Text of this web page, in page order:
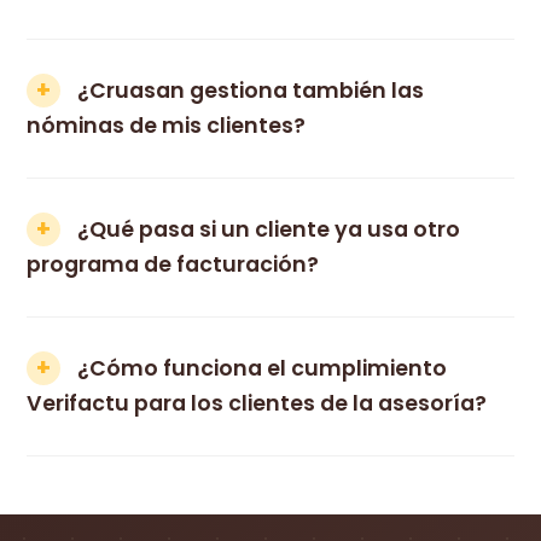
¿Cruasan gestiona también las
nóminas de mis clientes?
¿Qué pasa si un cliente ya usa otro
programa de facturación?
¿Cómo funciona el cumplimiento
Verifactu para los clientes de la asesoría?